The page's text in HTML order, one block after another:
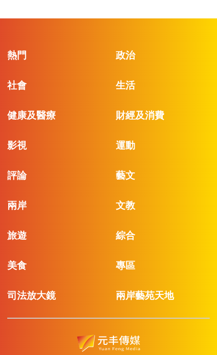
熱門 政治
社會 生活
健康及醫療 財經及消費
影視 運動
評論 藝文
兩岸 文教
旅遊 綜合
美食 專區
司法放大鏡 兩岸藝苑天地